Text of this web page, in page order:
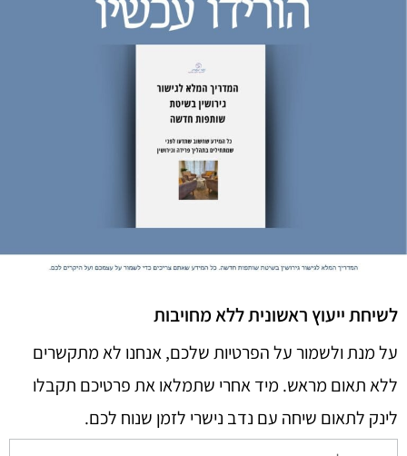
לשיחת ייעוץ ראשונית ללא מחויבות
על מנת ולשמור על הפרטיות שלכם, אנחנו לא מתקשרים
ללא תאום מראש. מיד אחרי שתמלאו את פרטיכם תקבלו
לינק לתאום שיחה עם נדב נישרי לזמן שנוח לכם.​